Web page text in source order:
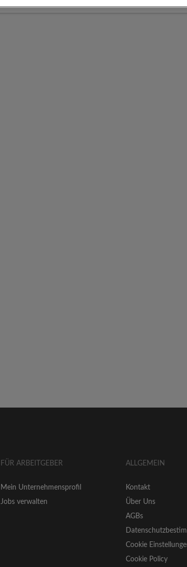
FÜR ARBEITGEBER
Mein Unternehmensprofil
Jobs verwalten
ALLGEMEIN
Kontakt
Über Uns
AGBs
Cookie
Cookie Policy